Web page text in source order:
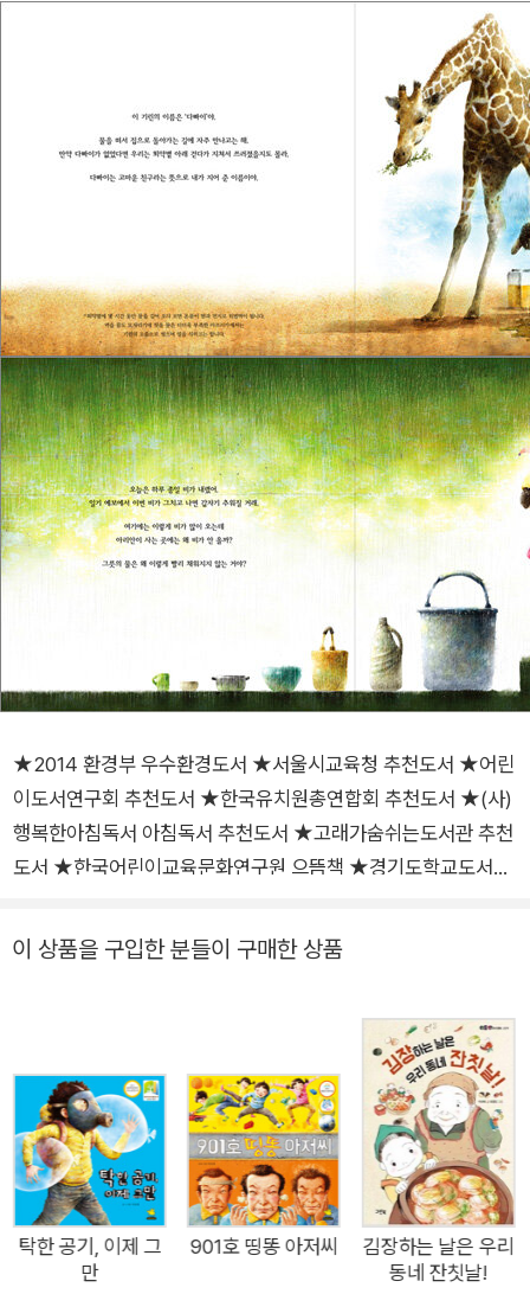
그렇다고 내가 지금 엄청난 환경운동가가 된 것은 아니지만 적어도
지금 우리 집 수도꼭지를 잘 잠근다고 바로 아프리카 사람들이 물 부
족에서 벗어날 수 있는 것은 아니다. 하지만 나의 작은 변화처럼, 이
책을 읽는 많은 부모님들이, 많은 아이들이 맑음이처럼 순수하고 따
뜻한 마음을 가질 수 있기를 꿈꿔본다.
환경문제는 결코 너, 나만의 문제가 아니라 지구촌 전체가 함께 고민
하고 해결해야 할 문제라는 것을 인식하는 기회가 되길 바란다면 너
무 큰 욕심일까?
★2014 환경부 우수환경도서 ★서울시교육청 추천도서 ★어린
이도서연구회 추천도서 ★한국유치원총연합회 추천도서 ★(사)
행복한아침독서 아침독서 추천도서 ★고래가숨쉬는도서관 추천
도서 ★한국어린이교육문화연구원 으뜸책 ★경기도학교도서관
의 물 부족 문제를 아이들의 눈높이로 해결하는 나비효과를 기대
지켜내야 하는 아프리카 수단의 물 부족 현실을 적나라하게 소개
합니다. 아무 생각 없이 물을 사용하며 지내는 대한민국의 맑음이
가족과는 달리, 식수를 얻기 위해 이글거리는 태양 아래 먼지가
풀풀 날리는 사막을 가로질러 웅덩이 물을 길어 나르는 아프리카
수단 아리안 남매의 대조적인 삶! 맑음이가 콸콸콸 물을 흘려보내
며 양치를 하는 바로 그때에, 아리안 남매는 물을 긷느라 지친 몸
을 기린의 오줌으로 식히고 있습니다. 지구 건너편에 있는 아프리
카 지역의 물 부족이 얼마나 심각한지를 실감하고 지구촌의 환경
이 상품을 구입한 분들이 구매한 상품
탁한 공기, 이제 그
만
901호 띵똥 아저씨
김장하는 날은 우리
동네 잔칫날!